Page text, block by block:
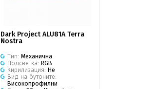
Dark Project ALU81A Terra
Nostra
Тип: Механична
Подсветка: RGB
Кирилизация: Не
Вид на бутоните:
Високопрофилни